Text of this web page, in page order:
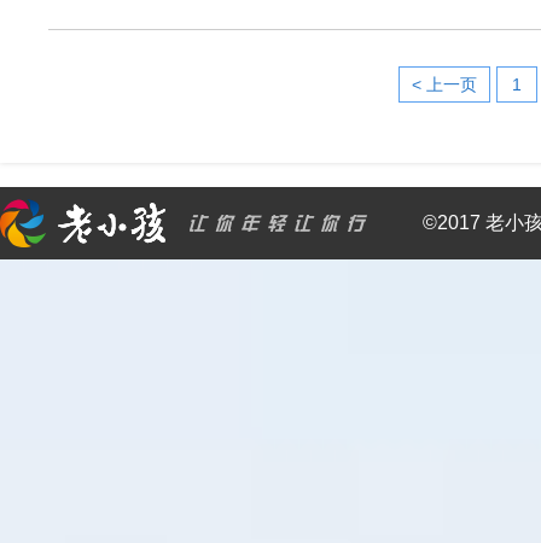
< 上一页 1
©2017 老小